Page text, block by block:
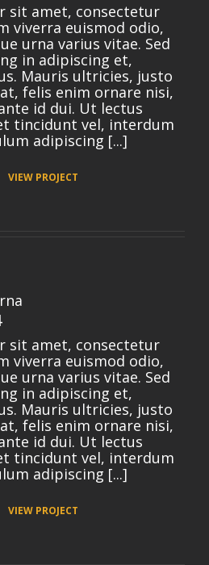
sit amet, consectetur
viverra euismod odio,
urna varius vitae. Sed
in adipiscing et,
Mauris ultricies, justo
felis enim ornare nisi,
id dui. Ut lectus
tincidunt vel, interdum
adipiscing [...]
VIEW PROJECT
sit amet, consectetur
viverra euismod odio,
urna varius vitae. Sed
in adipiscing et,
Mauris ultricies, justo
felis enim ornare nisi,
id dui. Ut lectus
tincidunt vel, interdum
adipiscing [...]
VIEW PROJECT